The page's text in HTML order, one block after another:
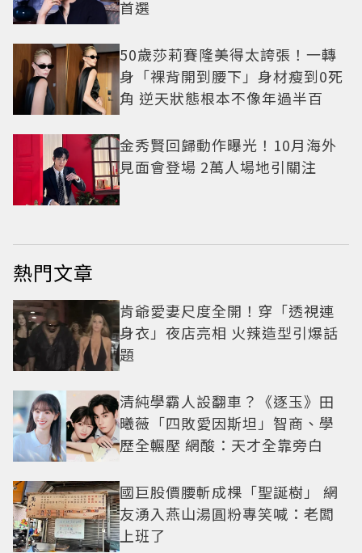
首選
50歲莎莉賽隆美得太誇張！一轉
身「裸背開到腰下」身材瘦到0死
角 逆天狀態根本不像年過半百
金秀賢回歸動作曝光！10月海外
見面會登場 2萬人場地引關注
熱門文章
肯爺愛妻尺度全開！穿「透視連
身衣」夜店亮相 火辣造型引爆話
題
清純學霸人設翻車？《逐玉》田
曦薇「四敗愛因斯坦」智商、學
歷全輾壓 網酸：天才全靠旁白
國巨股價腰斬成棵「聖誕樹」 網
友湧入燕山湯圓粉專笑喊：老闆
上班了